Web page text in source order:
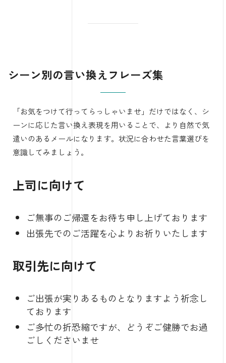
シーン別の言い換えフレーズ集
「お気をつけて行ってらっしゃいませ」だけではなく、シ
ーンに応じた言い換え表現を用いることで、より自然で気
遣いのあるメールになります。状況に合わせた言葉選びを
意識してみましょう。
上司に向けて
ご無事のご帰還をお待ち申し上げております
出張先でのご活躍を心よりお祈りいたします
取引先に向けて
ご出張が実りあるものとなりますよう祈念し
ております
ご多忙の折恐縮ですが、どうぞご健勝でお過
ごしくださいませ